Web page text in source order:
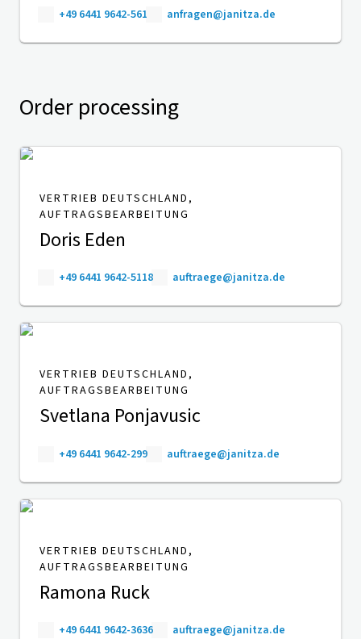
+49 6441 9642-561 anfragen@janitza.de
Order processing
VERTRIEB DEUTSCHLAND,
AUFTRAGSBEARBEITUNG
Doris Eden
+49 6441 9642-5118 auftraege@janitza.de
VERTRIEB DEUTSCHLAND,
AUFTRAGSBEARBEITUNG
Svetlana Ponjavusic
+49 6441 9642-299 auftraege@janitza.de
VERTRIEB DEUTSCHLAND,
AUFTRAGSBEARBEITUNG
Ramona Ruck
+49 6441 9642-3636 auftraege@janitza.de